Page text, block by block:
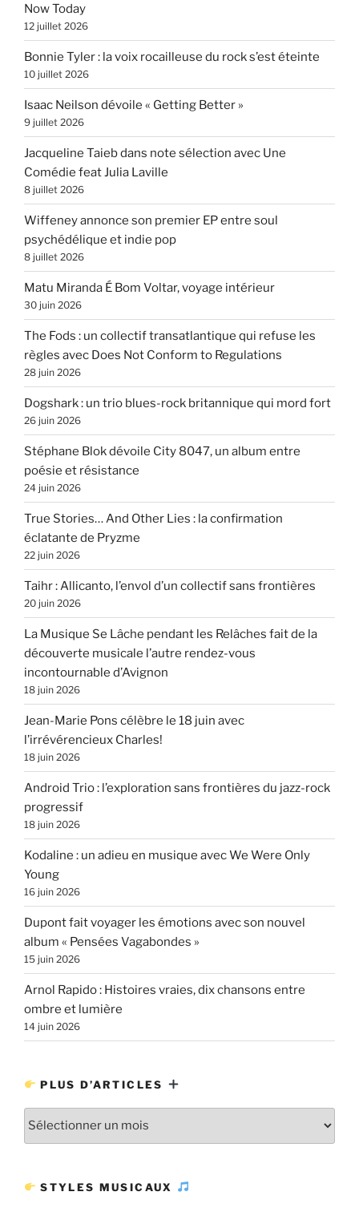
Now Today
12 juillet 2026
Bonnie Tyler : la voix rocailleuse du rock s’est éteinte
10 juillet 2026
Isaac Neilson dévoile « Getting Better »
9 juillet 2026
Jacqueline Taieb dans note sélection avec Une
Comédie feat Julia Laville
8 juillet 2026
Wiffeney annonce son premier EP entre soul
psychédélique et indie pop
8 juillet 2026
Matu Miranda É Bom Voltar, voyage intérieur
30 juin 2026
The Fods : un collectif transatlantique qui refuse les
règles avec Does Not Conform to Regulations
28 juin 2026
Dogshark : un trio blues-rock britannique qui mord fort
26 juin 2026
Stéphane Blok dévoile City 8047, un album entre
poésie et résistance
24 juin 2026
True Stories… And Other Lies : la confirmation
éclatante de Pryzme
22 juin 2026
Taihr : Allicanto, l’envol d’un collectif sans frontières
20 juin 2026
La Musique Se Lâche pendant les Relâches fait de la
découverte musicale l’autre rendez-vous
incontournable d’Avignon
18 juin 2026
Jean-Marie Pons célèbre le 18 juin avec
l’irrévérencieux Charles!
18 juin 2026
Android Trio : l’exploration sans frontières du jazz-rock
progressif
18 juin 2026
Kodaline : un adieu en musique avec We Were Only
Young
16 juin 2026
Dupont fait voyager les émotions avec son nouvel
album « Pensées Vagabondes »
15 juin 2026
Arnol Rapido : Histoires vraies, dix chansons entre
ombre et lumière
14 juin 2026
PLUS D’ARTICLES
STYLES MUSICAUX